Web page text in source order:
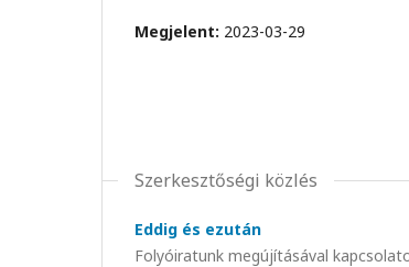
Megjelent: 2023-03-29
Szerkesztőségi közlés
Eddig és ezután
Folyóiratunk megújításával